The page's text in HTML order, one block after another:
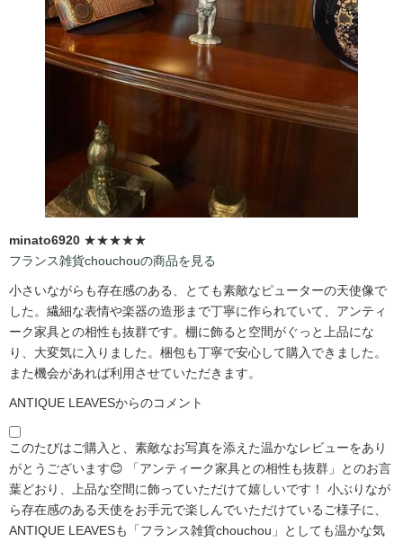
minato6920 ★★★★★
フランス雑貨chouchouの商品を見る
小さいながらも存在感のある、とても素敵なピューターの天使像で
した。繊細な表情や楽器の造形まで丁寧に作られていて、アンティ
ーク家具との相性も抜群です。棚に飾ると空間がぐっと上品にな
り、大変気に入りました。梱包も丁寧で安心して購入できました。
また機会があれば利用させていただきます。
ANTIQUE LEAVESからのコメント
このたびはご購入と、素敵なお写真を添えた温かなレビューをあり
がとうございます😊 「アンティーク家具との相性も抜群」とのお言
葉どおり、上品な空間に飾っていただけて嬉しいです！ 小ぶりなが
ら存在感のある天使をお手元で楽しんでいただけているご様子に、
ANTIQUE LEAVESも「フランス雑貨chouchou」としても温かな気